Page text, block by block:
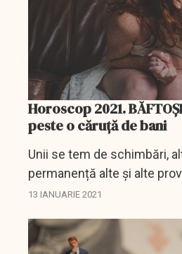
Horoscop 2021.
peste o căruță de bani
Unii se tem de schimbări,
permanență alte și alte
schimbările sunt absolut
mai...
13 IANUARIE 2021